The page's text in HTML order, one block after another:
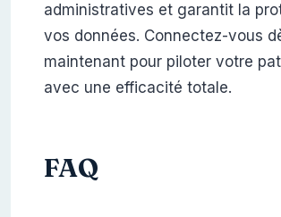
administratives et garantit la
vos données. Connectez-vous
maintenant pour piloter votre
avec une efficacité totale.
FAQ